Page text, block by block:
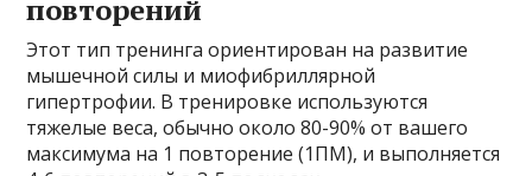
повторений
Этот тип тренинга ориентирован на развитие
мышечной силы и миофибриллярной
гипертрофии. В тренировке используются
тяжелые веса, обычно около 80-90% от вашего
максимума на 1 повторение (1ПМ), и выполняется